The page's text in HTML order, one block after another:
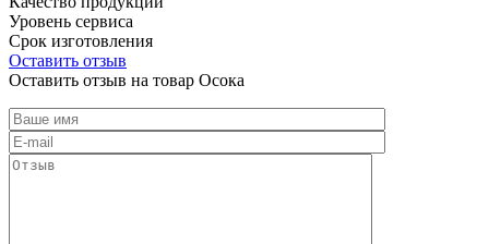
Уровень сервиса
Срок изготовления
Оставить отзыв
Оставить отзыв на товар Осока